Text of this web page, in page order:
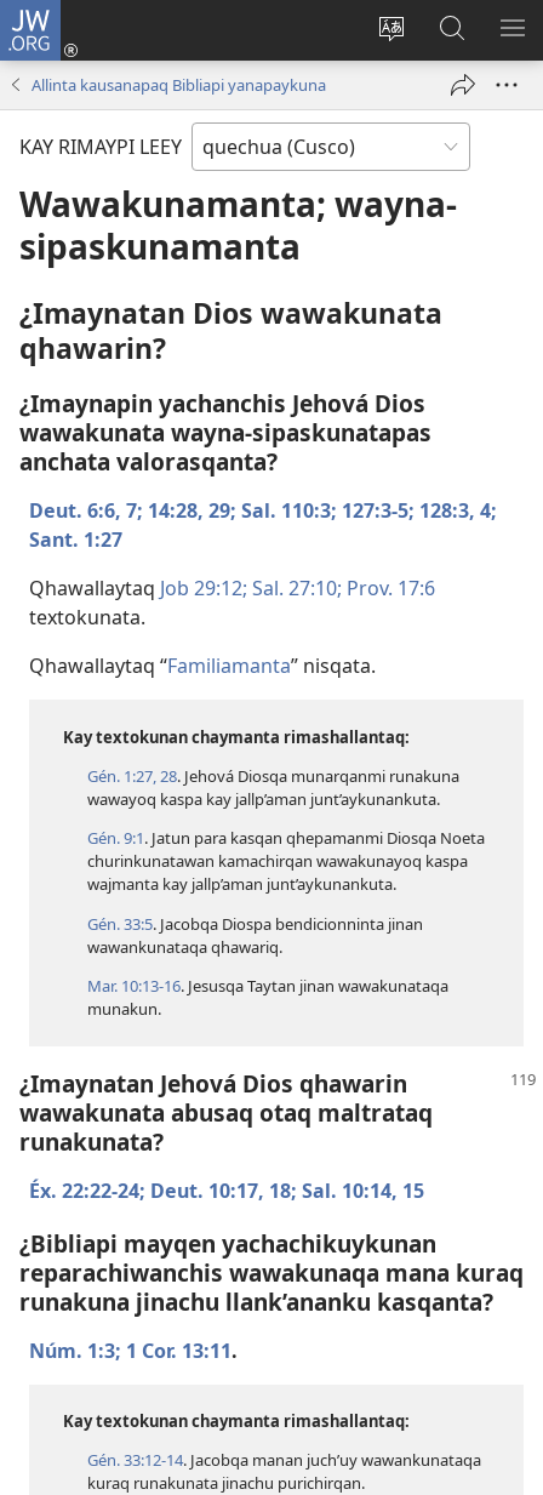
JW.ORG
Direccionpi
Sutiykiwan
jaykuy
nueva
JW.ORG
nisqapi
maskhay
Allinta kausanapaq Bibliapi yanapaykuna
KAY RIMAYPI LEEY
Wawakunamanta; wayna-
sipaskunamanta
¿Imaynatan Dios wawakunata
qhawarin?
¿Imaynapin yachanchis Jehová Dios
wawakunata wayna-sipaskunatapas
anchata valorasqanta?
Deut. 6:​6, 7; 14:​28, 29; Sal. 110:3; 127:​3-5; 128:​3, 4;
Sant. 1:27
Qhawallaytaq Job 29:12; Sal. 27:10; Prov. 17:6
textokunata.
Qhawallaytaq “Familiamanta” nisqata.
Kay textokunan chaymanta rimashallantaq:
Gén. 1:​27, 28. Jehová Diosqa munarqanmi runakuna
wawayoq kaspa kay jallp’aman junt’aykunankuta.
Gén. 9:1. Jatun para kasqan qhepamanmi Diosqa Noeta
churinkunatawan kamachirqan wawakunayoq kaspa
wajmanta kay jallp’aman junt’aykunankuta.
Gén. 33:5. Jacobqa Diospa bendicionninta jinan
wawankunataqa qhawariq.
Mar. 10:​13-16. Jesusqa Taytan jinan wawakunataqa
munakun.
¿Imaynatan Jehová Dios qhawarin
wawakunata abusaq otaq maltrataq
runakunata?
Éx. 22:​22-24; Deut. 10:​17, 18; Sal. 10:​14, 15
¿Bibliapi mayqen yachachikuykunan
reparachiwanchis wawakunaqa mana kuraq
runakuna jinachu llank’ananku kasqanta?
Núm. 1:3; 1 Cor. 13:11.
Kay textokunan chaymanta rimashallantaq:
Gén. 33:​12-14. Jacobqa manan juch’uy wawankunataqa
kuraq runakunata jinachu purichirqan.